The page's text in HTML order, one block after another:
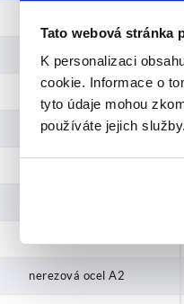
Tato webová stránka
K personalizaci
cookie. Informace o
tyto údaje mohou
používáte jejich služby.
ocel
ocel
nerezová ocel A2